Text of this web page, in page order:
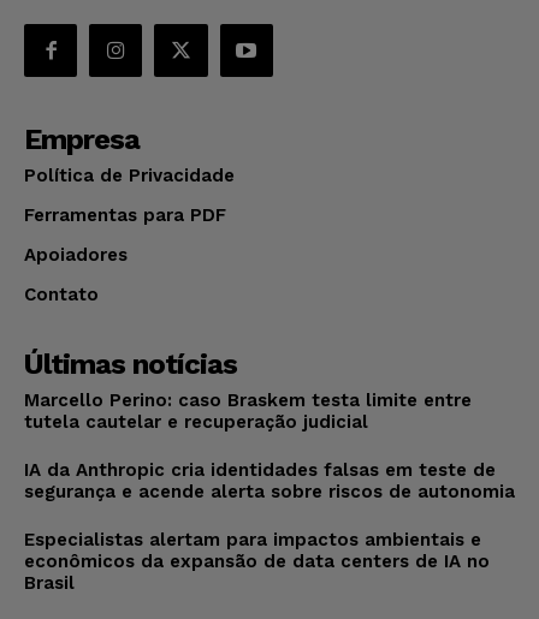
Empresa
Política de Privacidade
Ferramentas para PDF
Apoiadores
Contato
Últimas notícias
Marcello Perino: caso Braskem testa limite entre
tutela cautelar e recuperação judicial
IA da Anthropic cria identidades falsas em teste de
segurança e acende alerta sobre riscos de autonomia
Especialistas alertam para impactos ambientais e
econômicos da expansão de data centers de IA no
Brasil